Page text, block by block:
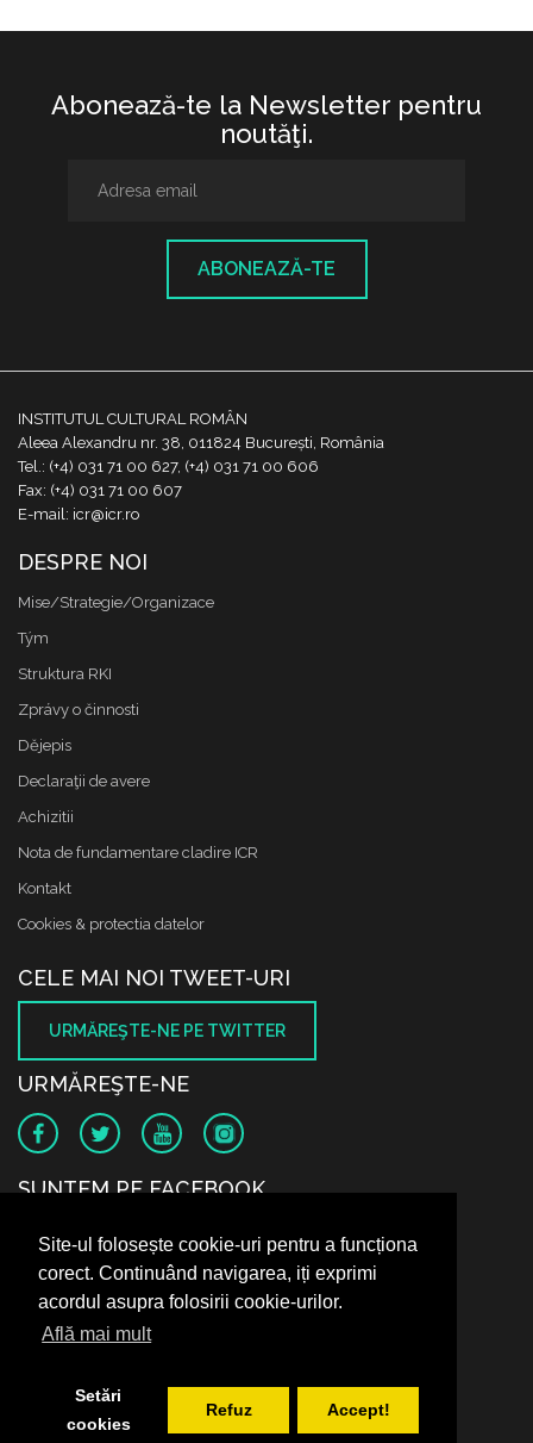
Site-ul folosește cookie-uri pentru a funcționa
corect. Continuând navigarea, iți exprimi
acordul asupra folosirii cookie-urilor.
Află mai mult
Setări
cookies
Refuz Accept!
Abonează-te la Newsletter pentru
noutăţi.
ABONEAZĂ-TE
INSTITUTUL CULTURAL ROMÂN
Aleea Alexandru nr. 38, 011824 București, România
Tel.: (+4) 031 71 00 627, (+4) 031 71 00 606
Fax: (+4) 031 71 00 607
E-mail: icr@icr.ro
DESPRE NOI
Mise/Strategie/Organizace
Tým
Struktura RKI
Zprávy o činnosti
Dějepis
Declaraţii de avere
Achizitii
Nota de fundamentare cladire ICR
Kontakt
Cookies & protectia datelor
CELE MAI NOI TWEET-URI
URMĂREŞTE-NE PE TWITTER
URMĂREŞTE-NE
SUNTEM PE FACEBOOK